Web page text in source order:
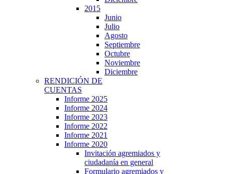
2015
Junio
Julio
Agosto
Septiembre
Octubre
Noviembre
Diciembre
RENDICIÓN DE
CUENTAS
Informe 2025
Informe 2024
Informe 2023
Informe 2022
Informe 2021
Informe 2020
Invitación agremiados y
ciudadanía en general
Formulario agremiados y